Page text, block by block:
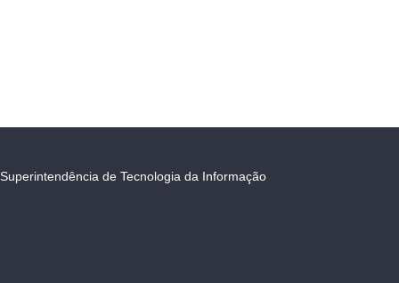
Superintendência de Tecnologia da Informação